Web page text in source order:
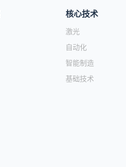
核心技术
激光
自动化
智能制造
基础技术